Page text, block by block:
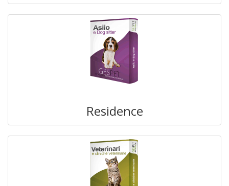
Residence